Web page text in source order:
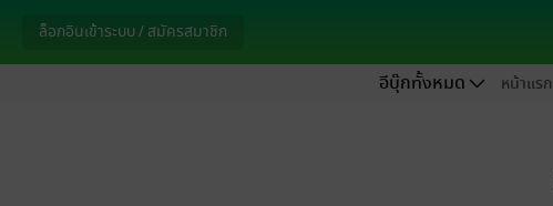
ล็อกอินเข้าระบบ / สมัครสมาชิก
อีบุ๊กทั้งหมด หน้าแรก